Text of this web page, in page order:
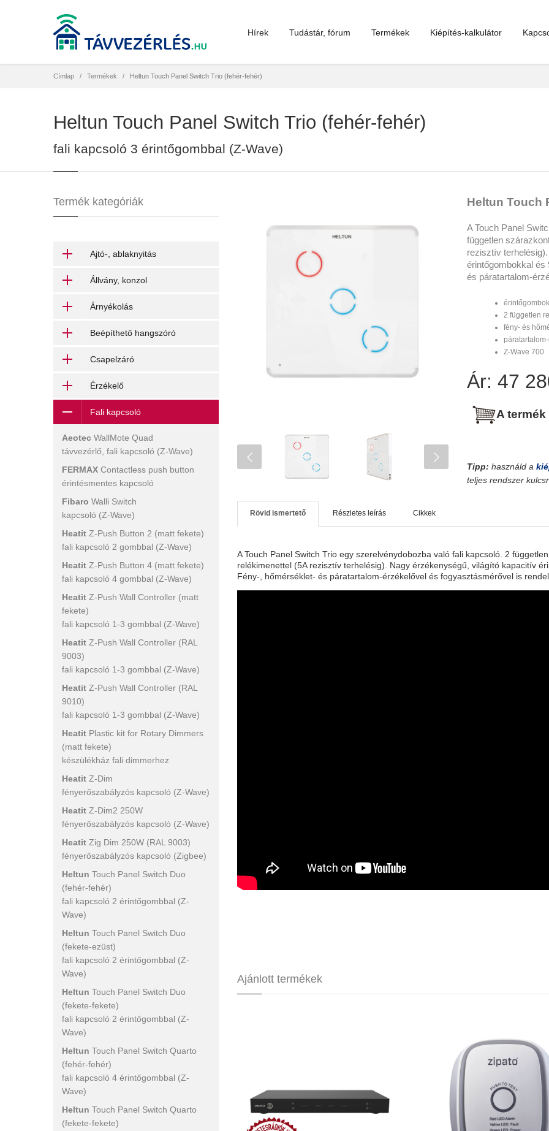
Hírek Tudástár, fórum Termékek Kiépítés-kalkulátor
Címlap Termékek Heltun Touch Panel Switch Trio (fehér-fehér)
Heltun Touch Panel Switch Trio (fehér-fehér)
fali kapcsoló 3 érintőgombbal (Z-Wave)
Heltun Touch
A Touch Panel
független
rezisztív
érintőgombokkal és
és páratartalom-
érintőgombok
2 független
fény- és
Z-Wave 700
Ár: 47
A
Tipp: használd a
teljes rendszer
Rövid ismertető Részletes leírás Cikkek
A Touch Panel Switch Trio egy szerelvénydobozba való fali kapcsoló. 2
relékimenettel (5A rezisztív terhelésig). Nagy érzékenységű, világító kapacitív
Fény-, hőmérséklet- és páratartalom-érzékelővel és fogyasztásmérővel is
Ajánlott termékek
multiroom zenelejátszás
Spotify, TIDAL, Deezer
Airplay, DLNA
12
Riasztás
Termék kategóriák
Ajtó-, ablaknyitás
Állvány, konzol
Árnyékolás
Beépíthető hangszóró
Csapelzáró
Érzékelő
Fali kapcsoló
Aeotec WallMote Quad
távvezérlő, fali kapcsoló (Z-Wave)
FERMAX Contactless push button
érintésmentes kapcsoló
Fibaro Walli Switch
kapcsoló (Z-Wave)
Heatit Z-Push Button 2 (matt fekete)
fali kapcsoló 2 gombbal (Z-Wave)
Heatit Z-Push Button 4 (matt fekete)
fali kapcsoló 4 gombbal (Z-Wave)
Heatit Z-Push Wall Controller (matt
fekete)
fali kapcsoló 1-3 gombbal (Z-Wave)
Heatit Z-Push Wall Controller (RAL
9003)
fali kapcsoló 1-3 gombbal (Z-Wave)
Heatit Z-Push Wall Controller (RAL
9010)
fali kapcsoló 1-3 gombbal (Z-Wave)
Heatit Plastic kit for Rotary Dimmers
(matt fekete)
készülékház fali dimmerhez
Heatit Z-Dim
fényerőszabályzós kapcsoló (Z-Wave)
Heatit Z-Dim2 250W
fényerőszabályzós kapcsoló (Z-Wave)
Heatit Zig Dim 250W (RAL 9003)
fényerőszabályzós kapcsoló (Zigbee)
Heltun Touch Panel Switch Duo
(fehér-fehér)
fali kapcsoló 2 érintőgombbal (Z-
Wave)
Heltun Touch Panel Switch Duo
(fekete-ezüst)
fali kapcsoló 2 érintőgombbal (Z-
Wave)
Heltun Touch Panel Switch Duo
(fekete-fekete)
fali kapcsoló 2 érintőgombbal (Z-
Wave)
Heltun Touch Panel Switch Quarto
(fehér-fehér)
fali kapcsoló 4 érintőgombbal (Z-
Wave)
Heltun Touch Panel Switch Quarto
(fekete-fekete)